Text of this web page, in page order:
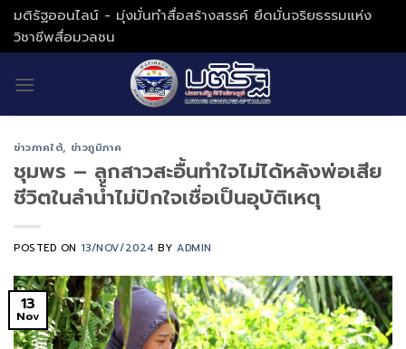
Skip
to
content
มติรัฐออนไลน์ - มุ่งมั่นทำสื่อสร้างสรรค์ ยึดมั่นจริยธรรมแห่ง
วิชาชีพสื่อมวลชน
ข่าวภาคใต้, ข่าวภูมิภาค
ชุมพร – ลูกสาวสะอื้นทำใจไม่ได้หลังพ่อเสีย
ชีวิตในลำน้ำไม่ปักใจเชื่อเป็นอุบัติเหตุ
POSTED ON 13/NOV/2024BYADMIN
13
Nov